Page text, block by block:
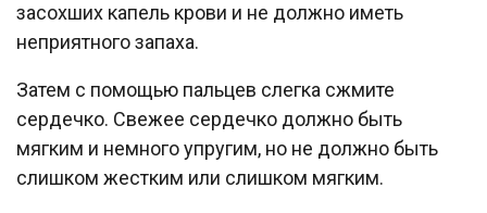
засохших капель крови и не должно иметь
неприятного запаха.
Затем с помощью пальцев слегка сжмите
сердечко. Свежее сердечко должно быть
мягким и немного упругим, но не должно быть
слишком жестким или слишком мягким.